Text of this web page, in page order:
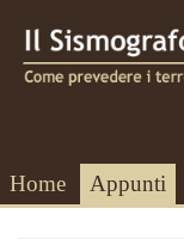
Home Appunti